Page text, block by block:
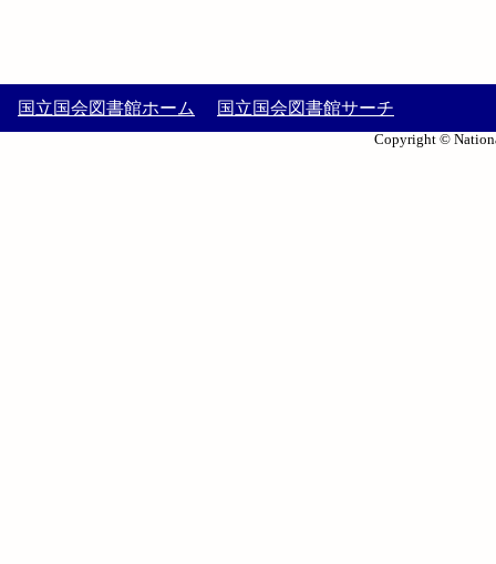
国立国会図書館ホーム 国立国会図書館サーチ
Copyright ©